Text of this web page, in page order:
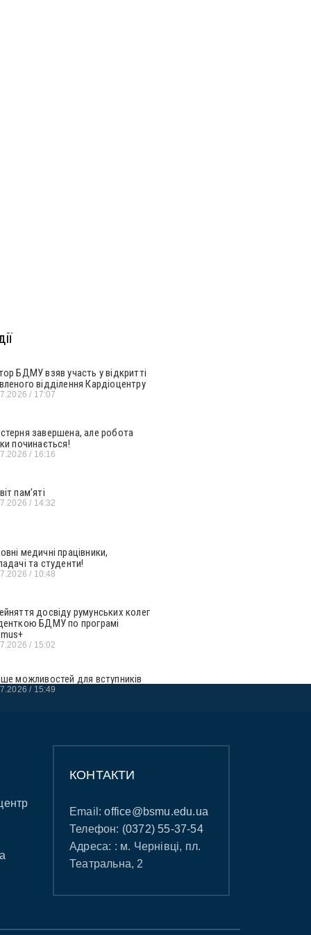
БДМУ взяв участь у відкритті
відділення Кардіоцентру
17:07
завершена, але робота
починається!
16:16
пам’яті
14:32
медичні працівники,
та студенти!
10:48
досвіду румунських колег
БДМУ по програмі
15:02
можливостей для вступників
15:49
КОНТАКТИ
Email:office@bsmu.edu.ua
Телефон: (0372) 55-37-54
Адреса: : м. Чернівці, пл.
Театральна, 2